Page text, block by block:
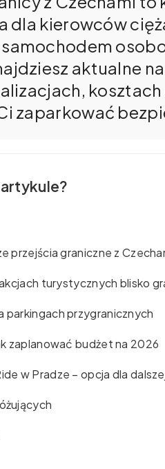
dla kierowców
aktualne
zaparkować
przejścia graniczne z
turystycznych blisko
parkingach przygranicznych
zaplanować budżet na 2026
w Pradze – opcja dla